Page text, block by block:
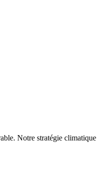
Notre stratégie climatique